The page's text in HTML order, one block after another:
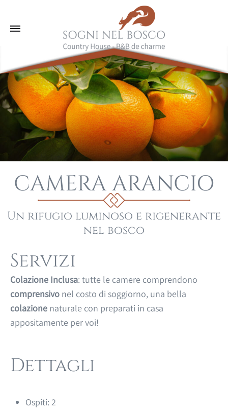
CAMERA ARANCIO
Un rifugio luminoso e rigenerante
nel bosco
Servizi
Colazione Inclusa: tutte le camere comprendono
comprensivo nel costo di soggiorno, una bella
colazione naturale con preparati in casa
appositamente per voi!
Dettagli
Ospiti: 2